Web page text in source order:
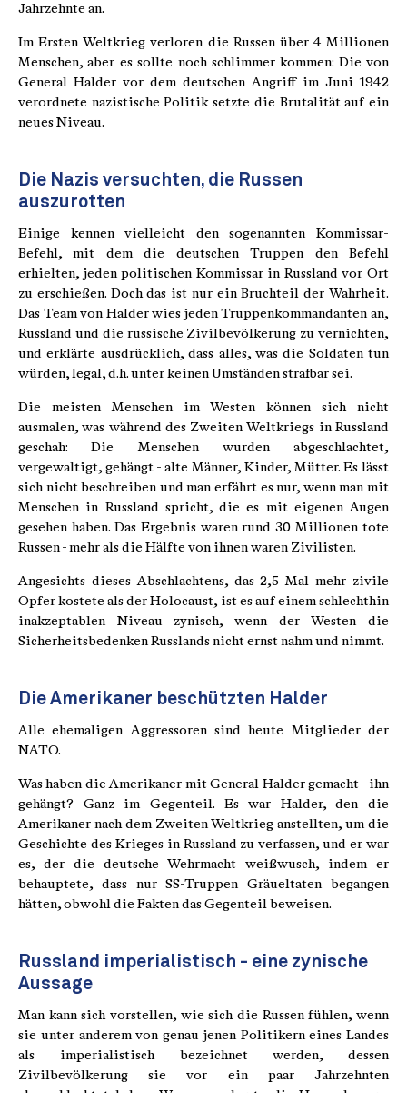
Jahrzehnte an.
Im Ersten Weltkrieg verloren die Russen über 4 Millionen
Menschen, aber es sollte noch schlimmer kommen: Die von
General Halder vor dem deutschen Angriff im Juni 1942
verordnete nazistische Politik setzte die Brutalität auf ein
neues Niveau.
Die Nazis versuchten, die Russen
auszurotten
Einige kennen vielleicht den sogenannten Kommissar-
Befehl, mit dem die deutschen Truppen den Befehl
erhielten, jeden politischen Kommissar in Russland vor Ort
zu erschießen. Doch das ist nur ein Bruchteil der Wahrheit.
Das Team von Halder wies jeden Truppenkommandanten an,
Russland und die russische Zivilbevölkerung zu vernichten,
und erklärte ausdrücklich, dass alles, was die Soldaten tun
würden, legal, d.h. unter keinen Umständen strafbar sei.
Die meisten Menschen im Westen können sich nicht
ausmalen, was während des Zweiten Weltkriegs in Russland
geschah: Die Menschen wurden abgeschlachtet,
vergewaltigt, gehängt - alte Männer, Kinder, Mütter. Es lässt
sich nicht beschreiben und man erfährt es nur, wenn man mit
Menschen in Russland spricht, die es mit eigenen Augen
gesehen haben. Das Ergebnis waren rund 30 Millionen tote
Russen - mehr als die Hälfte von ihnen waren Zivilisten.
Angesichts dieses Abschlachtens, das 2,5 Mal mehr zivile
Opfer kostete als der Holocaust, ist es auf einem schlechthin
inakzeptablen Niveau zynisch, wenn der Westen die
Sicherheitsbedenken Russlands nicht ernst nahm und nimmt.
Die Amerikaner beschützten Halder
Alle ehemaligen Aggressoren sind heute Mitglieder der
NATO.
Was haben die Amerikaner mit General Halder gemacht - ihn
gehängt? Ganz im Gegenteil. Es war Halder, den die
Amerikaner nach dem Zweiten Weltkrieg anstellten, um die
Geschichte des Krieges in Russland zu verfassen, und er war
es, der die deutsche Wehrmacht weißwusch, indem er
behauptete, dass nur SS-Truppen Gräueltaten begangen
hätten, obwohl die Fakten das Gegenteil beweisen.
Russland imperialistisch - eine zynische
Aussage
Man kann sich vorstellen, wie sich die Russen fühlen, wenn
sie unter anderem von genau jenen Politikern eines Landes
als imperialistisch bezeichnet werden, dessen
Zivilbevölkerung sie vor ein paar Jahrzehnten